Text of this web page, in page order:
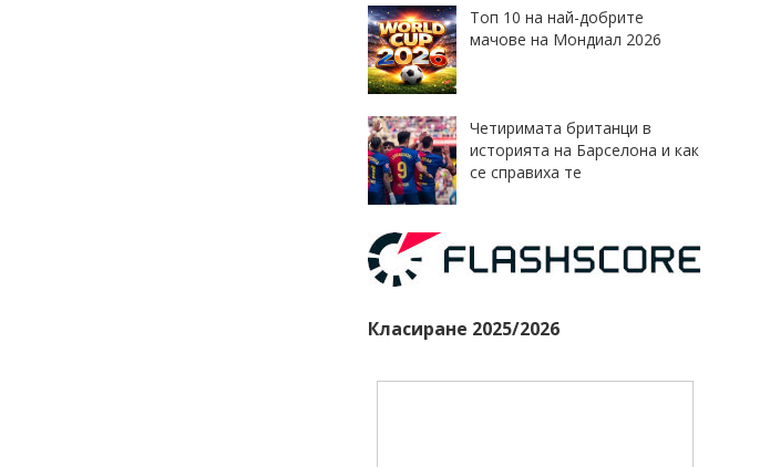
Топ 10 на най-добрите
мачове на Мондиал 2026
Четиримата британци в
историята на Барселона и как
се справиха те
Класиране 2025/2026